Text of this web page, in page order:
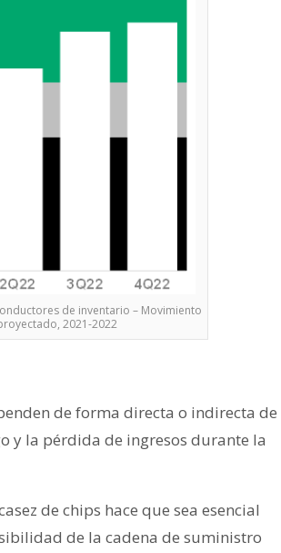
de inventario – Movimiento
2021-2022
de forma directa o indirecta de
y la pérdida de ingresos durante la
de chips hace que sea esencial
de la cadena de suministro